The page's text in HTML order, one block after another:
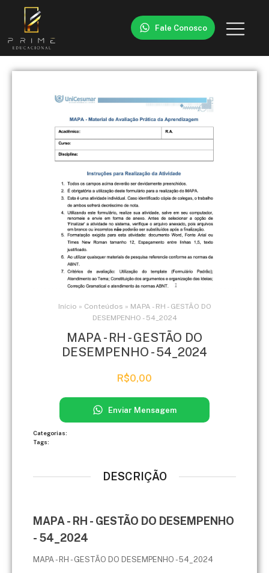
Fale Conosco
Início » Conteúdos » MAPA - RH - GESTÃO DO
DESEMPENHO - 54_2024
MAPA - RH - GESTÃO DO
DESEMPENHO - 54_2024
R$0,00
Enviar Mensagem
Categorias:
Tags:
DESCRIÇÃO
MAPA - RH - GESTÃO DO DESEMPENHO
- 54_2024
MAPA - RH - GESTÃO DO DESEMPENHO - 54_2024